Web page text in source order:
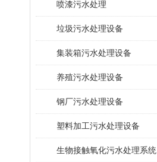
喷漆污水处理
垃圾污水处理设备
集装箱污水处理设备
养殖污水处理设备
钢厂污水处理设备
塑料加工污水处理设备
生物接触氧化污水处理系统